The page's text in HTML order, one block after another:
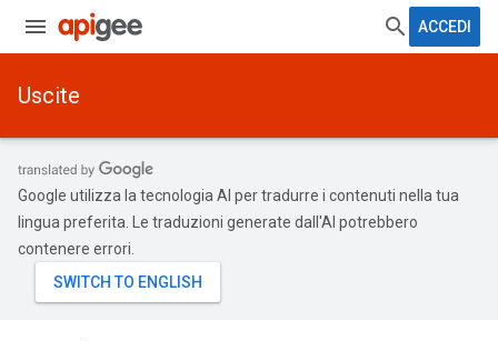
ACCEDI
Uscite
Google utilizza la tecnologia AI per tradurre i contenuti nella tua
lingua preferita. Le traduzioni generate dall'AI potrebbero
contenere errori.